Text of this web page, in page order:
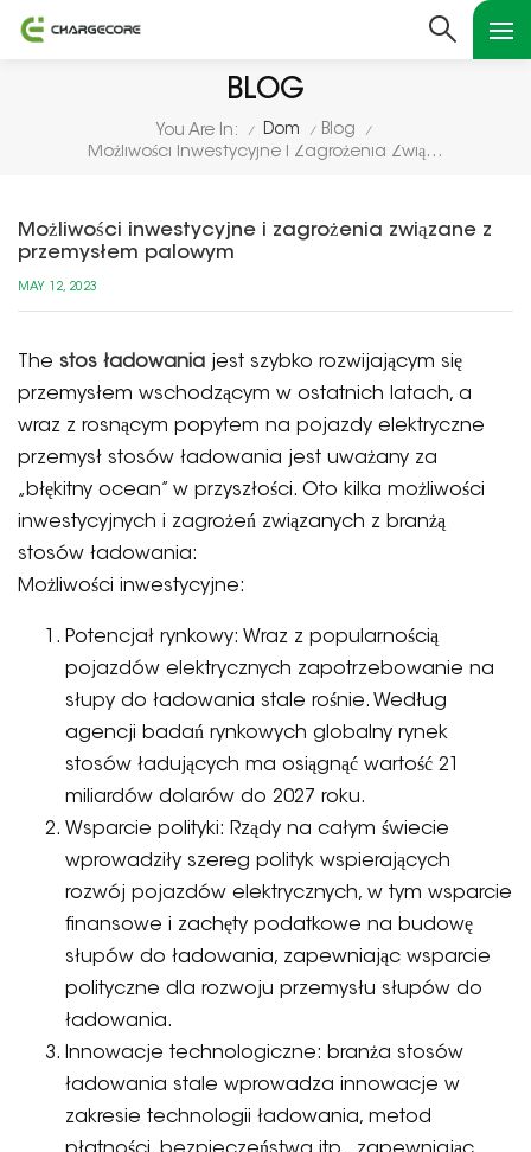
BLOG
You Are In: / Dom / Blog /
Możliwości Inwestycyjne I Zagrożenia Związane Z Przemysłem Palowym
Możliwości inwestycyjne i zagrożenia związane z
przemysłem palowym
MAY 12, 2023
The stos ładowania jest szybko rozwijającym się
przemysłem wschodzącym w ostatnich latach, a
wraz z rosnącym popytem na pojazdy elektryczne
przemysł stosów ładowania jest uważany za
„błękitny ocean” w przyszłości. Oto kilka możliwości
inwestycyjnych i zagrożeń związanych z branżą
stosów ładowania:
Możliwości inwestycyjne:
Potencjał rynkowy: Wraz z popularnością
pojazdów elektrycznych zapotrzebowanie na
słupy do ładowania stale rośnie. Według
agencji badań rynkowych globalny rynek
stosów ładujących ma osiągnąć wartość 21
miliardów dolarów do 2027 roku.
Wsparcie polityki: Rządy na całym świecie
wprowadziły szereg polityk wspierających
rozwój pojazdów elektrycznych, w tym wsparcie
finansowe i zachęty podatkowe na budowę
słupów do ładowania, zapewniając wsparcie
polityczne dla rozwoju przemysłu słupów do
ładowania.
Innowacje technologiczne: branża stosów
ładowania stale wprowadza innowacje w
zakresie technologii ładowania, metod